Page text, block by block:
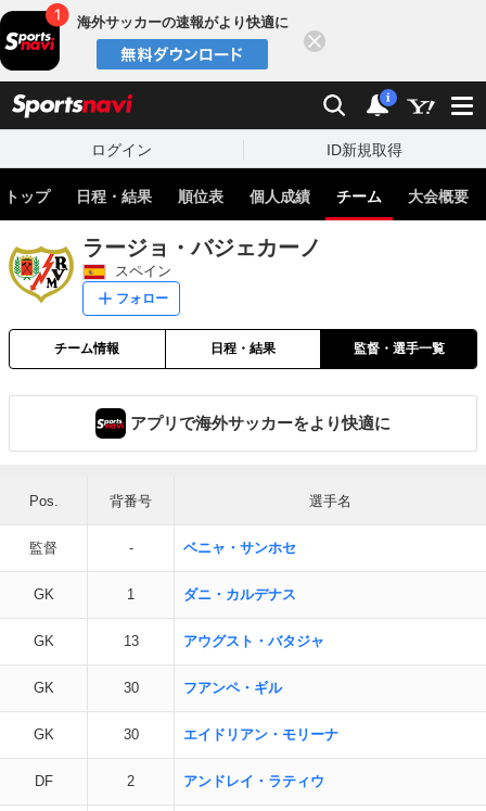
海外サッカーの速報がより快適に
検索 通知
i
ログイン ID新規取得
トップ 日程・結果 順位表 個人成績 チーム 大会概要
ラージョ・バジェカーノ
スペイン
フォロー
チーム情報 日程・結果 監督・選手一覧
アプリで海外サッカーをより快適に
Pos. 背番号 選手名
監督 - ベニャ・サンホセ
GK 1 ダニ・カルデナス
GK 13 アウグスト・バタジャ
GK 30 フアンペ・ギル
GK 30 エイドリアン・モリーナ
DF 2 アンドレイ・ラティウ